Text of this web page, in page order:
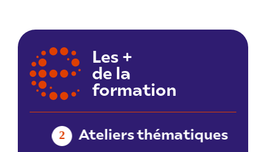
Les +
de la
formation
Ateliers thématiques